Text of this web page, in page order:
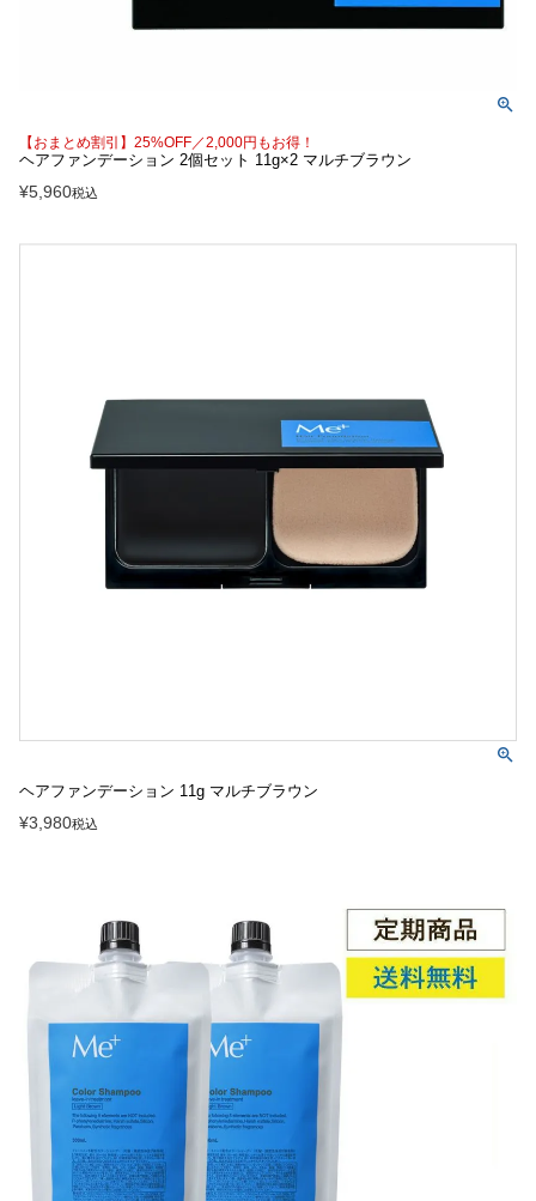
【おまとめ割引】25%OFF／2,000円もお得！
ヘアファンデーション 2個セット 11g×2 マルチブラウン
¥5,960税込
ヘアファンデーション 11g マルチブラウン
¥3,980税込